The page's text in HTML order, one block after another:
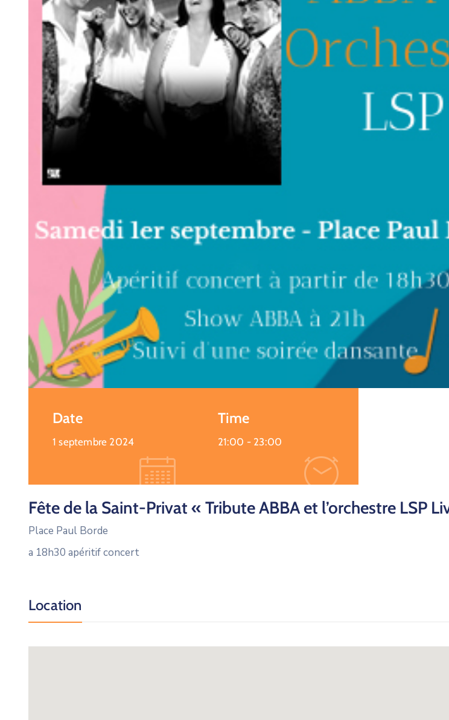
Date
1 septembre 2024
Time
21:00 - 23:00
Fête de la Saint-Privat « Tribute ABBA et l’orchestre LSP
Place Paul Borde
a 18h30 apéritif concert
Location